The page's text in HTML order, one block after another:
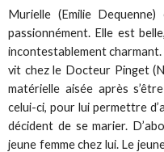
Murielle (Emilie
passionnément. Elle est
incontestablement charmant.
vit chez le Docteur Pinget
matérielle aisée après
celui-ci, pour lui permettre
décident de se marier.
jeune femme chez lui. Le